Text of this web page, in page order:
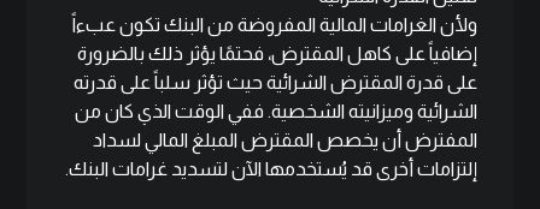
ولأن الغرامات المالية المفروضة من البنك تكون عبءاً
إضافياً على كاهل المقترض، فحتمًا يؤثر ذلك بالضرورة
على قدرة المقترض الشرائية حيث تؤثر سلباً على قدرته
الشرائية وميزانيته الشخصية. ففي الوقت الذي كان من
المفترض أن يخصص المقترض المبلغ المالي لسداد
إلتزامات أخرى قد يُستخدمها الآن لتسديد غرامات البنك.